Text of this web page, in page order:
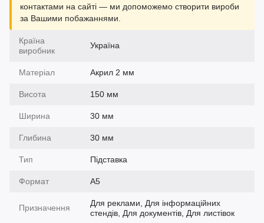
контактами на сайті — ми допоможемо створити вироби
за Вашими побажаннями.
Країна
виробник
Україна
Матеріал Акрил 2 мм
Висота 150 мм
Ширина 30 мм
Глибина 30 мм
Тип Підставка
Формат А5
Призначення
Для реклами, Для інформаційних
стендів, Для документів, Для листівок